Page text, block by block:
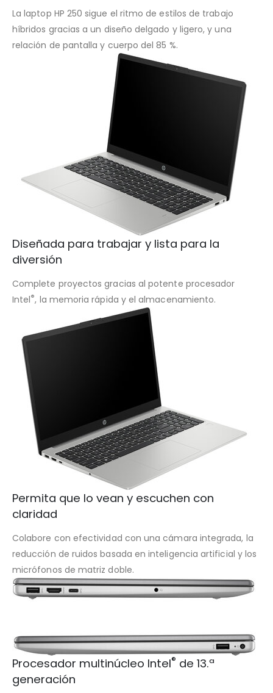
La laptop HP 250 sigue el ritmo de estilos de trabajo
híbridos gracias a un diseño delgado y ligero, y una
relación de pantalla y cuerpo del 85 %.
Diseñada para trabajar y lista para la
diversión
Complete proyectos gracias al potente procesador
Intel®, la memoria rápida y el almacenamiento.
Permita que lo vean y escuchen con
claridad
Colabore con efectividad con una cámara integrada, la
reducción de ruidos basada en inteligencia artificial y los
micrófonos de matriz doble.
Procesador multinúcleo Intel® de 13.ª
generación